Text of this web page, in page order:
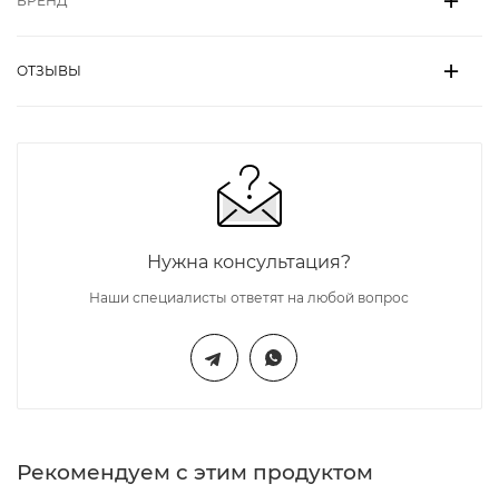
ОТЗЫВЫ
Нужна консультация?
Наши специалисты ответят на любой вопрос
Рекомендуем с этим продуктом